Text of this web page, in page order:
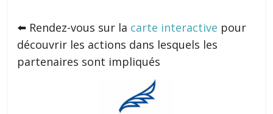
⬅️ Rendez-vous sur la carte interactive pour
découvrir les actions dans lesquels les
partenaires sont impliqués